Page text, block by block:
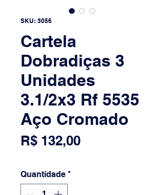
SKU: 3056
Cartela
Dobradiças 3
Unidades
3.1/2x3 Rf 5535
Aço Cromado
R$ 132,00Preço
Quantidade *